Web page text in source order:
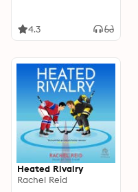
4.3
Heated Rivalry
Rachel Reid